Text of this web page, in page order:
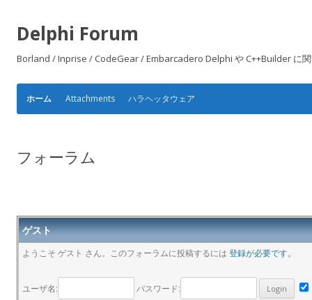
Delphi Forum
Borland / Inprise / CodeGear / Embarcadero Delphi や C++Builder に
ホーム Attachments ハラヘッタウェア
フォーラム
ゲスト
ようこそ ゲスト さん。このフォーラムに投稿するには 登録が必要です。
ユーザ名: パスワード: